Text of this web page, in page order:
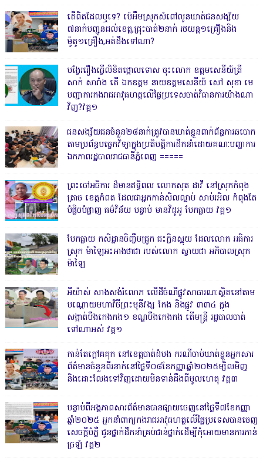
តើពិតដែលឬទេ? ប៉េអឹមស្រុកសំពៅលូនឃាត់ជនសង្ស័យ
៧នាក់បញ្ជូនដល់ខេត្ត,ជ្រុះបាត់២នាក់ រថយន្ត១គ្រឿងនិង
ម៉ូតូ១គ្រឿង,អត់ដឹងទៅណា?
បង្វែររឿងធ្វើលិខិតថ្កោលទោស ចុះលោក ឧត្តមសេនីយ៍ត្រី
សាក់ សារាំង តើ ឯកឧត្តម នាយឧត្តមសេនីយ៍ សៅ សុខា មេ
បញ្ជាការកងរាជអាវុធហត្ថលើផ្ទៃប្រទេសចាត់វិធានការយ៉ាងណា
វិញ?វគ្គ១
ជនសង្ស័យជនចំនួន២៨នាក់ត្រូវបានឃាត់ខ្លួនពាក់ព័ន្ធការឆបោក
តាមប្រព័ន្ធបច្ចេកវិទ្យាក្នុងប្រតិបត្តិការដឹកនាំដោយគណៈបញ្ជាការ
ឯកភាពរដ្ឋបាលរាជធានីភ្នំពេញ ‎=====
ព្រះចៅអធិការ ដ៏មានឥទ្ធិពល លោកសុត ដាវី នៅស្រុកកំពុង
ត្រាច ខេត្តកំពត ដែលជាអ្នកកាន់សិលល្អាប់ សាប់រអិល កំពុងតែ
បំផ្លិចបំផ្លាញ ធម៌វិន័យ បន្ទាប់ មានវិដូអូ បែកធ្លាយ វគ្គ១
បែកធ្លាយ កសិដ្ឋានចិញ្ចឹមជ្រូក ជះក្លិនស្អុយ ដែលលោក អធិការ
ស្រុក ម៉ាឡៃអះអាងថាជា របស់លោក ស្វាយជា អភិបាលស្រុក
ម៉ាឡៃ
អីយ៉ាស់ សាងសង់រំលោភ លើដីចំណីផ្លូវសាធារណៈស្ថិតនៅតាម
បណ្ដោយមហាវិថីព្រះមុនីវង្ស កែង និងផ្លូវ ៣៣៤ ក្នុង
សង្កាត់បឹងកេងកង១ ខណ្ឌបឹងកេងកង តើមន្ត្រី រដ្ឋបាលបាត់
ទៅណាអស់ វគ្គ១
កាន់តែក្តៅគគុក នៅខេត្តបាត់ដំបង ករណីចាប់ឃាត់ខ្លួនអ្នកសារ
ព័ត៌មានចំនួនពីរនាក់នៅថ្ងៃទី០៨ខែកញ្ញាឆ្នាំ២០២៥ម្សិលមិញ
និងដោះលែងទៅវិញដោយមិនទាន់ដឹងពីមូលហេតុ វគ្គ៣
បន្ទាប់ពីអង្គភាពសារព័ត៌មានបានផ្សាយចេញនៅថ្ងៃទី៧ខែកញ្ញា
ឆ្នាំ២០២៥ អ្នកនាំពាក្យកងរាជអាវុធហត្ថលើផ្ទៃប្រទេសបានចេញ
សេចក្តីបំភ្លឺ ជូនថ្នាក់ដឹកនាំគ្រប់ជាន់ថ្នាក់ដើម្បីកុំអោយមានការភាន់
ច្រឡំ វគ្គ២